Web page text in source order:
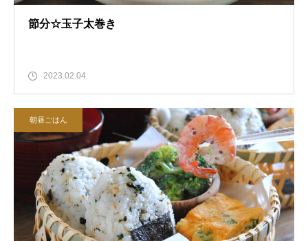
節分☆玉子太巻き
2023.02.04
朝昼ごはん